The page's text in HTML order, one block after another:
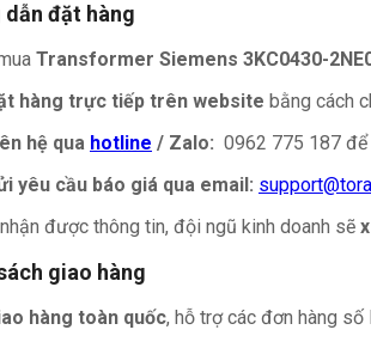
dẫn đặt hàng
Transformer Siemens 3KC0430-
hàng trực tiếp trên website bằng cách
hệ qua hotline / Zalo: 0962 775 187
yêu cầu báo giá qua email:
được thông tin, đội ngũ kinh doanh sẽ
giao hàng
hàng toàn quốc, hỗ trợ các đơn hàng số